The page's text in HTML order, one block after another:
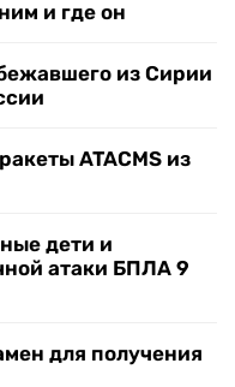
и где он
из Сирии
ATACMS из
дети и
атаки БПЛА 9
для получения